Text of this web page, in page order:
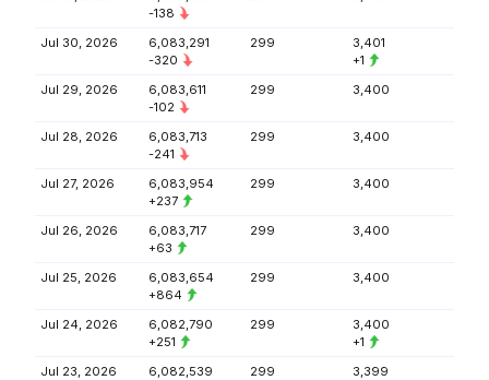
-138
Jul 30, 2026
6,083,291
-320
299
3,401
+1
Jul 29, 2026
6,083,611
-102
299 3,400
Jul 28, 2026
6,083,713
-241
299 3,400
Jul 27, 2026
6,083,954
+237
299 3,400
Jul 26, 2026
6,083,717
+63
299 3,400
Jul 25, 2026
6,083,654
+864
299 3,400
Jul 24, 2026
6,082,790
+251
299
3,400
+1
Jul 23, 2026
6,082,539
299 3,399